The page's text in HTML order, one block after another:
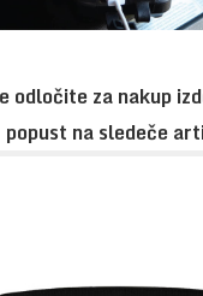
odločite za nakup
popust na sledeče